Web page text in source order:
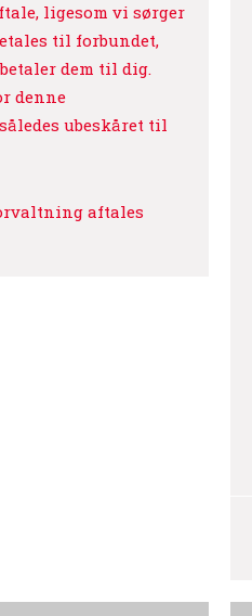
ligesom vi sørger
til forbundet,
dem til dig.
denne
ubeskåret til
aftales